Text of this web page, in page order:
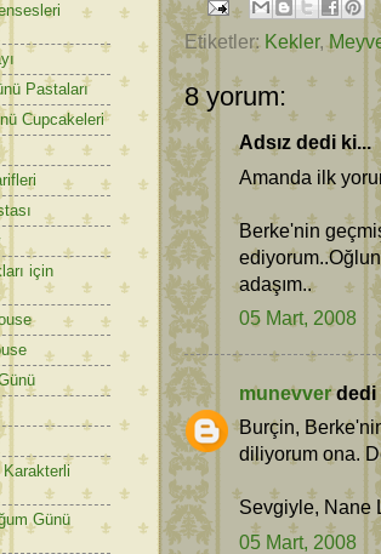
Etiketler: Kekler,
8 yorum:
Adsız dedi ki...
Amanda ilk
Berke'nin
adaşım..
05 Mart, 2008
munevverdedi
Burçin,
diliyorum ona.
Sevgiyle, Nane
05 Mart, 2008
Pastaları
Cupcakeleri
için
Günü